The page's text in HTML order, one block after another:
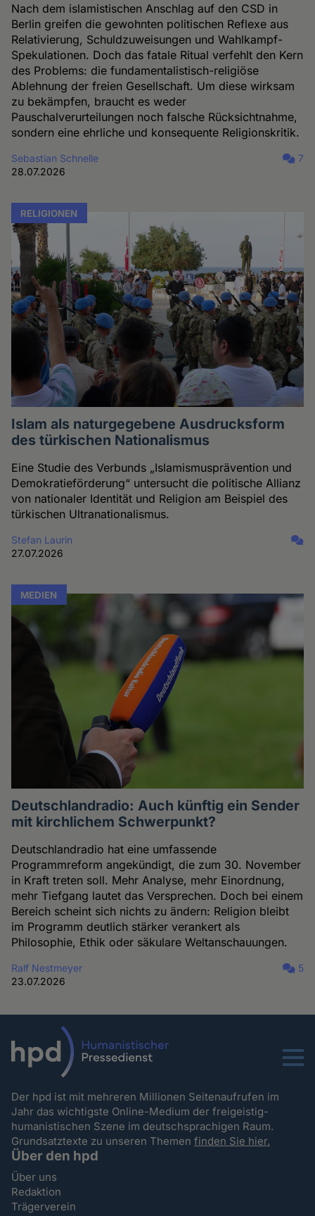
Nach dem islamistischen Anschlag auf den CSD in
Berlin greifen die gewohnten politischen Reflexe aus
Relativierung, Schuldzuweisungen und Wahlkampf-
Spekulationen. Doch das fatale Ritual verfehlt den Kern
des Problems: die fundamentalistisch-religiöse
Ablehnung der freien Gesellschaft. Um diese wirksam
zu bekämpfen, braucht es weder
Pauschalverurteilungen noch falsche Rücksichtnahme,
sondern eine ehrliche und konsequente Religionskritik.
Sebastian Schnelle
28.07.2026
7
RELIGIONEN
Islam als naturgegebene Ausdrucksform
des türkischen Nationalismus
Eine Studie des Verbunds „Islamismusprävention und
Demokratieförderung“ untersucht die politische Allianz
von nationaler Identität und Religion am Beispiel des
türkischen Ultranationalismus.
Stefan Laurin
27.07.2026
MEDIEN
Deutschlandradio: Auch künftig ein Sender
mit kirchlichem Schwerpunkt?
Deutschlandradio hat eine umfassende
Programmreform angekündigt, die zum 30. November
in Kraft treten soll. Mehr Analyse, mehr Einordnung,
mehr Tiefgang lautet das Versprechen. Doch bei einem
Bereich scheint sich nichts zu ändern: Religion bleibt
im Programm deutlich stärker verankert als
Philosophie, Ethik oder säkulare Weltanschauungen.
Ralf Nestmeyer
23.07.2026
5
Menu
Der hpd ist mit mehreren Millionen Seitenaufrufen im
Jahr das wichtigste Online-Medium der freigeistig-
humanistischen Szene im deutschsprachigen Raum.
Grundsatztexte zu unseren Themenfinden Sie hier.
Über den hpd
Über uns
Redaktion
Trägerverein